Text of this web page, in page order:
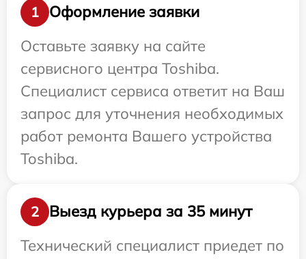
1
Оформление заявки
Оставьте заявку на сайте
сервисного центра Toshiba.
Специалист сервиса ответит на Ваш
запрос для уточнения необходимых
работ ремонта Вашего устройства
Toshiba.
2
Выезд курьера за 35 минут
Технический специалист приедет по